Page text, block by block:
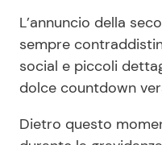
L’annuncio della
sempre
social e piccoli
dolce countdown
Dietro questo